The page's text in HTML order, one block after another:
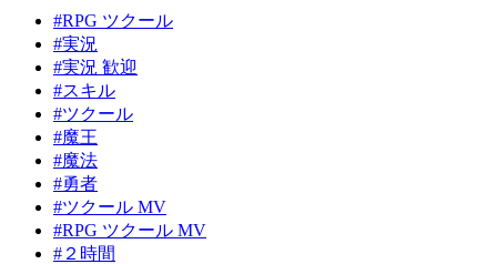
#RPG ツクール
#実況
#実況 歓迎
#スキル
#ツクール
#魔王
#魔法
#勇者
#ツクール MV
#RPG ツクール MV
#２時間